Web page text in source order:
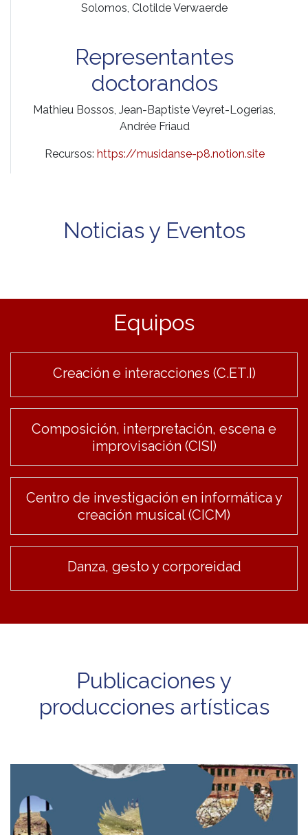
Solomos, Clotilde Verwaerde
Representantes
doctorandos
Mathieu Bossos, Jean-Baptiste Veyret-Logerias,
Andrée Friaud
Recursos: https://musidanse-p8.notion.site
Noticias y Eventos
Equipos
Creación e interacciones (C.ET.I)
Composición, interpretación, escena e
improvisación (CISI)
Centro de investigación en informática y
creación musical (CICM)
Danza, gesto y corporeidad
Publicaciones y
producciones artísticas